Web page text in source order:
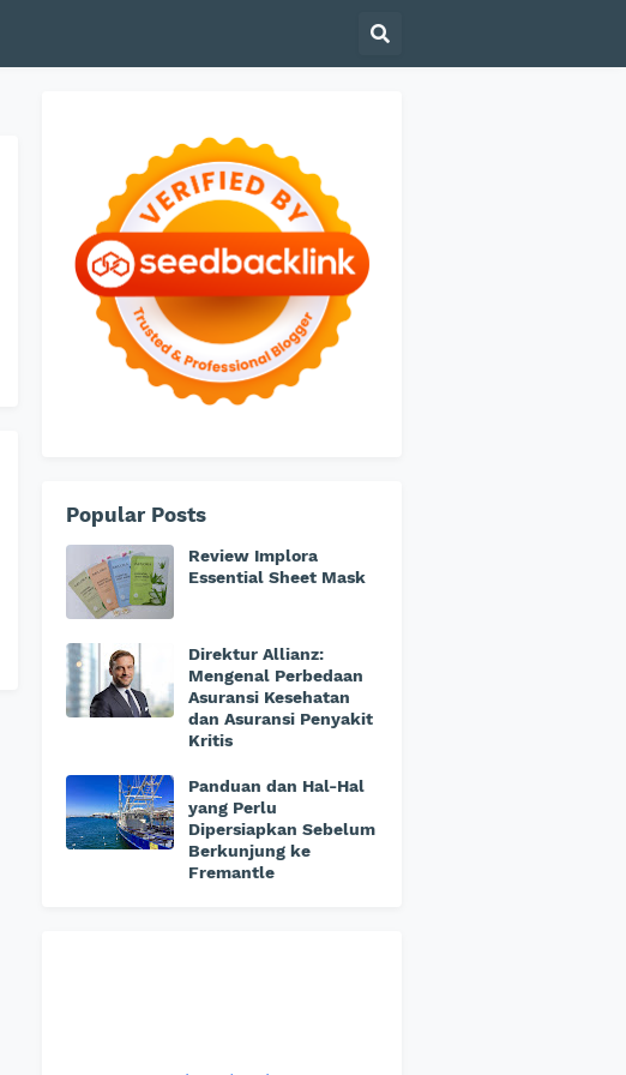
Popular Posts
Review Implora
Essential Sheet Mask
Direktur Allianz:
Mengenal Perbedaan
Asuransi Kesehatan
dan Asuransi Penyakit
Kritis
Panduan dan Hal-Hal
yang Perlu
Dipersiapkan Sebelum
Berkunjung ke
Fremantle